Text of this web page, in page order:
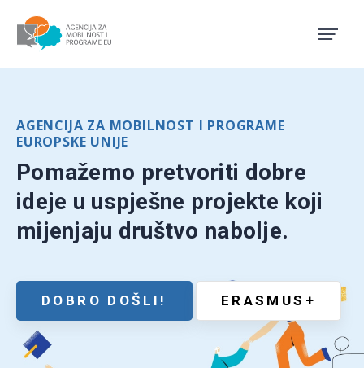
Agencija za mobilnost i
AGENCIJA ZA MOBILNOST I PROGRAME
EUROPSKE UNIJE
Pomažemo pretvoriti dobre
ideje u uspješne projekte koji
mijenjaju društvo nabolje.
DOBRO DOŠLI! ERASMUS+